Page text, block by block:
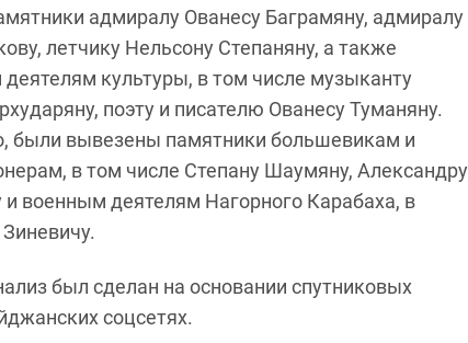
адмиралу Ованесу Баграмяну, адмиралу
летчику Нельсону Степаняну, а также
культуры, в том числе музыканту
поэту и писателю Ованесу Туманяну.
были вывезены памятники большевикам и
в том числе Степану Шаумяну, Александру
военным деятелям Нагорного Карабаха, в
был сделан на основании спутниковых
соцсетях.